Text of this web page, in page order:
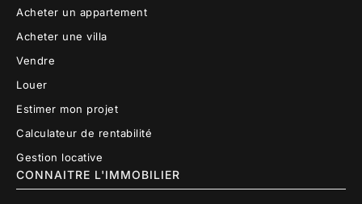
Acheter un appartement
Acheter une villa
Vendre
Louer
Estimer mon projet
Calculateur de rentabilité
Gestion locative
CONNAITRE L'IMMOBILIER